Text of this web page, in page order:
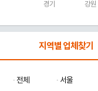
경기 강원
지역별 업체찾기
전체 서울